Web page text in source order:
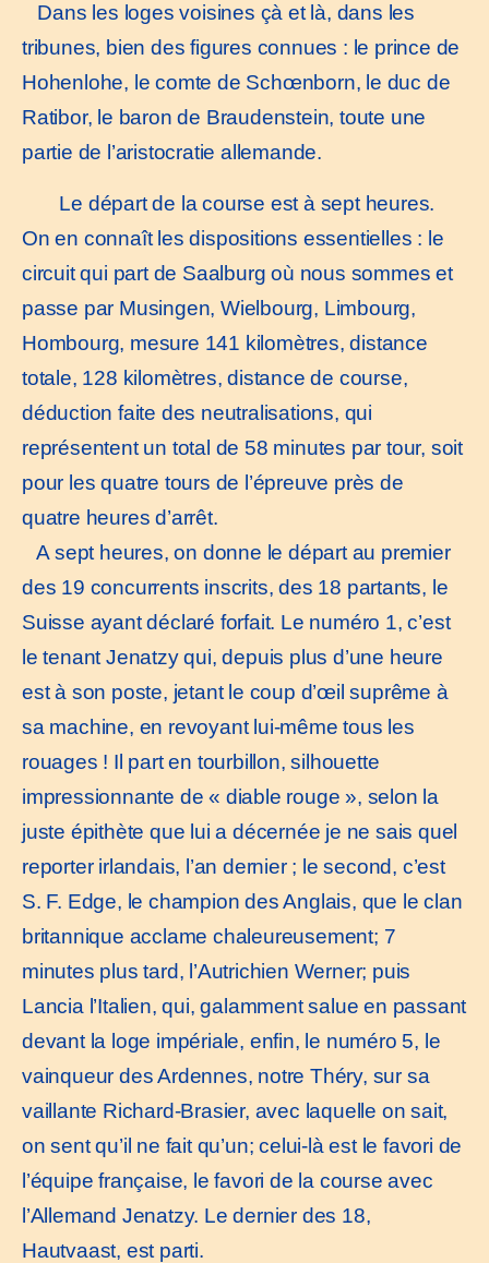
Dans les loges voisines çà et là, dans les
tribunes, bien des figures connues : le prince de
Hohenlohe, le comte de Schœnborn, le duc de
Ratibor, le baron de Braudenstein, toute une
partie de l’aristocratie allemande.
Le départ de la course est à sept heures.
On en connaît les dispositions essentielles : le
circuit qui part de Saalburg où nous sommes et
passe par Musingen, Wielbourg, Limbourg,
Hombourg, mesure 141 kilomètres, distance
totale, 128 kilomètres, distance de course,
déduction faite des neutralisations, qui
représentent un total de 58 minutes par tour, soit
pour les quatre tours de l’épreuve près de
quatre heures d’arrêt.
A sept heures, on donne le départ au premier
des 19 concurrents inscrits, des 18 partants, le
Suisse ayant déclaré forfait. Le numéro 1, c’est
le tenant Jenatzy qui, depuis plus d’une heure
est à son poste, jetant le coup d’œil suprême à
sa machine, en revoyant lui-même tous les
rouages ! Il part en tourbillon, silhouette
impressionnante de « diable rouge », selon la
juste épithète que lui a décernée je ne sais quel
reporter irlandais, l’an dernier ; le second, c’est
S. F. Edge, le champion des Anglais, que le clan
britannique acclame chaleureusement; 7
minutes plus tard, l’Autrichien Werner; puis
Lancia l’Italien, qui, galamment salue en passant
devant la loge impériale, enfin, le numéro 5, le
vainqueur des Ardennes, notre Théry, sur sa
vaillante Richard-Brasier, avec laquelle on sait,
on sent qu’il ne fait qu’un; celui-là est le favori de
l’équipe française, le favori de la course avec
l’Allemand Jenatzy. Le dernier des 18,
Hautvaast, est parti.